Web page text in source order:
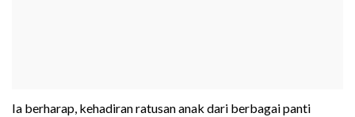
Ia berharap, kehadiran ratusan anak dari berbagai panti